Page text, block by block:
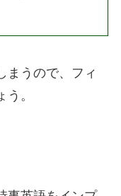
まうので、フィ
。